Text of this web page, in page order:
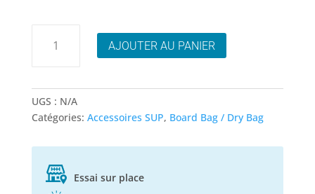
Premium
DRYSÅK
choix
format
AJOUTER AU PANIER
UGS : N/A
Catégories: Accessoires SUP, Board Bag / Dry Bag
Essai sur place